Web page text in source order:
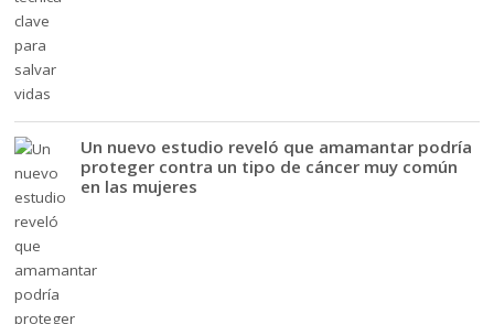
Un nuevo estudio reveló que amamantar podría
proteger contra un tipo de cáncer muy común
en las mujeres